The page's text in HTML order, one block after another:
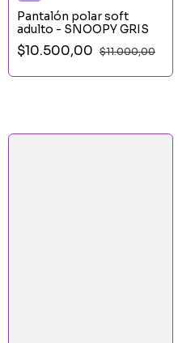
Pantalón polar soft
adulto - SNOOPY GRIS
$10.500,00 $11.000,00